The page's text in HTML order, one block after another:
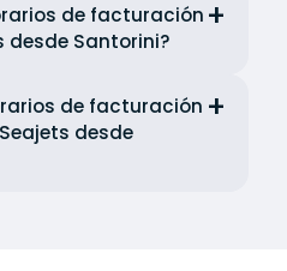
de facturación
desde Santorini?
de facturación
desde